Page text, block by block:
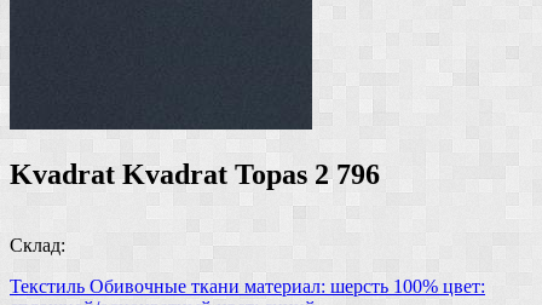
Kvadrat Kvadrat Topas 2 796
Склад:
Текстиль Обивочные ткани материал: шерсть 100% цвет: